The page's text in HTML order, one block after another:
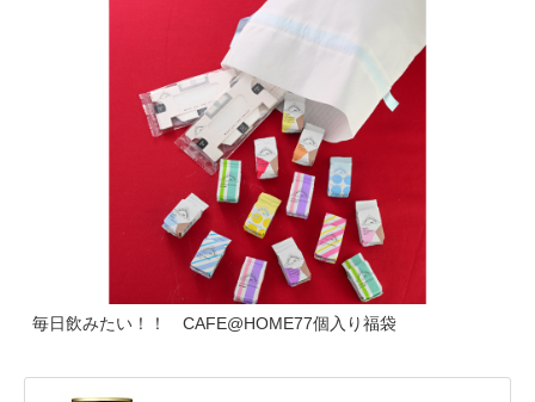
毎日飲みたい！！ CAFE@HOME77個入り福袋